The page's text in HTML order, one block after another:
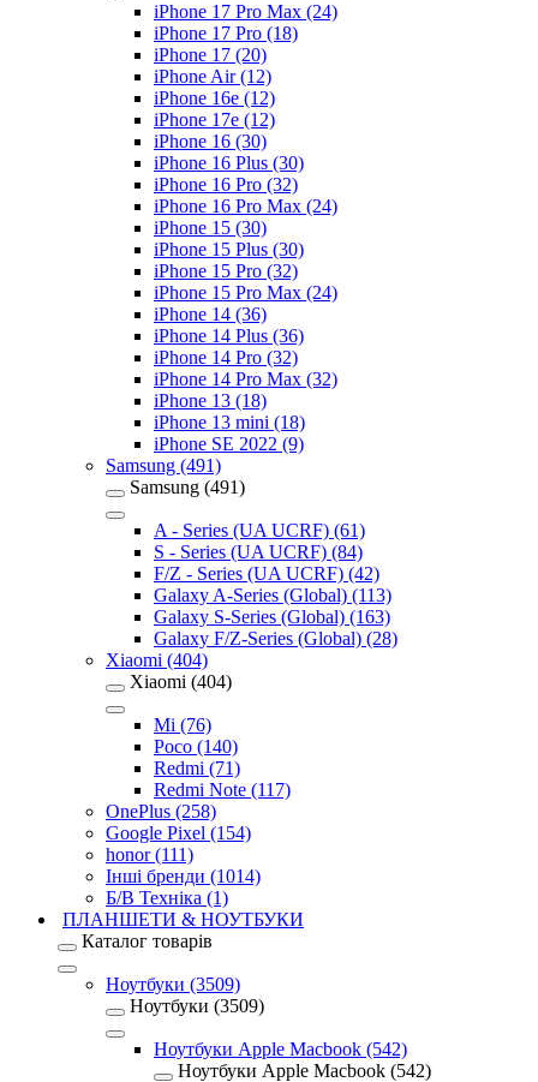
iPhone 17 Pro Max (24)
iPhone 17 Pro (18)
iPhone 17 (20)
iPhone Air (12)
iPhone 16e (12)
iPhone 17e (12)
iPhone 16 (30)
iPhone 16 Plus (30)
iPhone 16 Pro (32)
iPhone 16 Pro Max (24)
iPhone 15 (30)
iPhone 15 Plus (30)
iPhone 15 Pro (32)
iPhone 15 Pro Max (24)
iPhone 14 (36)
iPhone 14 Plus (36)
iPhone 14 Pro (32)
iPhone 14 Pro Max (32)
iPhone 13 (18)
iPhone 13 mini (18)
iPhone SE 2022 (9)
Samsung (491)
Samsung (491)
A - Series (UA UCRF) (61)
S - Series (UA UCRF) (84)
F/Z - Series (UA UCRF) (42)
Galaxy A-Series (Global) (113)
Galaxy S-Series (Global) (163)
Galaxy F/Z-Series (Global) (28)
Xiaomi (404)
Xiaomi (404)
Mi (76)
Poco (140)
Redmi (71)
Redmi Note (117)
OnePlus (258)
Google Pixel (154)
honor (111)
Інші бренди (1014)
Б/В Техніка (1)
ПЛАНШЕТИ & НОУТБУКИ
Каталог товарів
Ноутбуки (3509)
Ноутбуки (3509)
Ноутбуки Apple Macbook (542)
Ноутбуки Apple Macbook (542)